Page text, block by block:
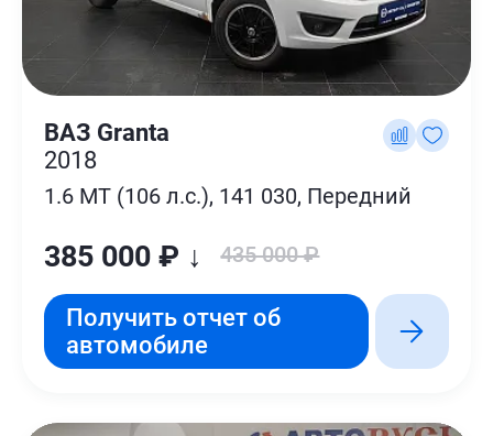
ВАЗ Granta
2018
1.6 MT (106 л.с.), 141 030, Передний
385 000 ₽ ↓ 435 000 ₽
Получить отчет об
автомобиле